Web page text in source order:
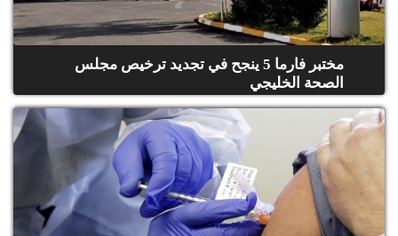
مختبر فارما 5 ينجح في تجديد ترخيص مجلس
الصحة الخليجي